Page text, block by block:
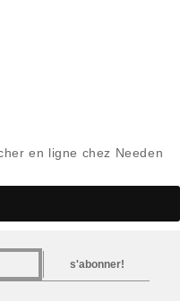
en ligne chez Needen
s'abonner!